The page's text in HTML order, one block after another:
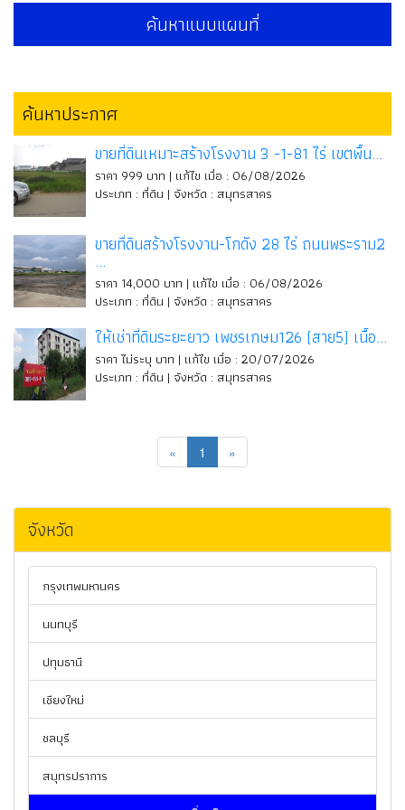
ค้นหาแบบแผนที่
ค้นหาประกาศ
ขายที่ดินเหมาะสร้างโรงงาน 3 -1-81 ไร่ เขตพื้น...
ราคา 999 บาท | แก้ไข เมื่อ : 06/08/2026
ประเภท : ที่ดิน | จังหวัด : สมุทรสาคร
ขายที่ดินสร้างโรงงาน-โกดัง 28 ไร่ ถนนพระราม2
...
ราคา 14,000 บาท | แก้ไข เมื่อ : 06/08/2026
ประเภท : ที่ดิน | จังหวัด : สมุทรสาคร
ให้เช่าที่ดินระยะยาว เพชรเกษม126 (สาย5) เนื้อ...
ราคา ไม่ระบุ บาท | แก้ไข เมื่อ : 20/07/2026
ประเภท : ที่ดิน | จังหวัด : สมุทรสาคร
« 1 »
จังหวัด
กรุงเทพมหานคร
นนทบุรี
ปทุมธานี
เชียงใหม่
ชลบุรี
สมุทรปราการ